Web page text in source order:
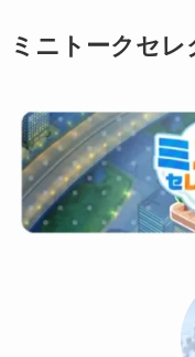
ミニトークセ